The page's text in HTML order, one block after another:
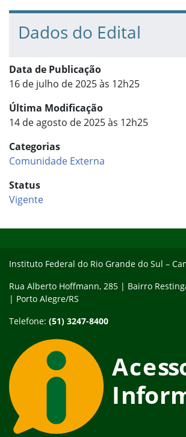
Dados do Edital
Data de Publicação
16 de julho de 2025 às 12h25
Última Modificação
14 de agosto de 2025 às 12h25
Categorias
Comunidade Externa
Status
Vigente
Instituto Federal do Rio Grande do Sul –
Rua Alberto Hoffmann, 285 | Bairro
| Porto Alegre/RS
Telefone: (51) 3247-8400